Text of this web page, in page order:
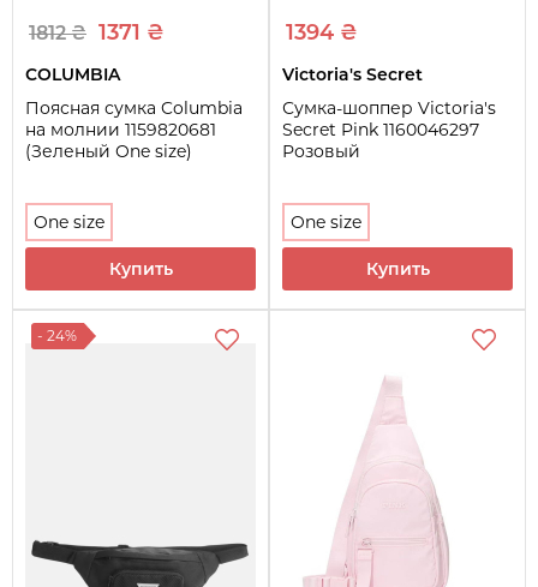
1812 ₴ 1371 ₴
COLUMBIA
Поясная сумка Columbia
на молнии 1159820681
(Зеленый One size)
One size
Купить
1394 ₴
Victoria's Secret
Сумка-шоппер Victoria's
Secret Pink 1160046297
Розовый
One size
Купить
- 24%